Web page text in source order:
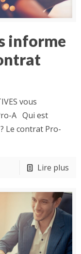
informe
vous
A Qui est
Le contrat Pro-
Lire plus